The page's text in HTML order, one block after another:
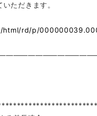
ただきます。
html/rd/p/